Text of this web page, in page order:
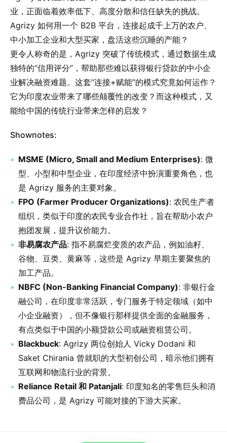
业，正面临着效率低下、高度分散和信任缺失的挑战。
Agrizy 如何用一个 B2B 平台，连接起成千上万的农户、
中小加工企业和大型买家，盘活这些沉睡的产能？
更令人称奇的是，Agrizy 突破了传统模式，通过数据生成
独特的“信用评分”，帮助那些难以获得银行贷款的中小企
业解决融资难题。这套“连接+赋能”的模式究竟如何运作？
它为印度农业带来了哪些颠覆性的改变？而这种模式，又
能给中国的传统行业带来怎样的启发？
Shownotes:
MSME (Micro, Small and Medium Enterprises): 微
型、小型和中型企业，在印度经济中扮演重要角色，也
是 Agrizy 服务的主要对象。
FPO (Farmer Producer Organizations): 农民生产者
组织，类似于印度的农民专业合作社，旨在帮助小农户
抱团发展，提升议价能力。
非易腐农产品: 指不易腐烂变质的农产品，例如油籽、
谷物、豆类、黄麻等，这些是 Agrizy 早期主要聚焦的
加工产品。
NBFC (Non-Banking Financial Company): 非银行金
融公司，在印度非常活跃，专门服务于特定领域（如中
小企业融资），但不像银行那样提供全面的金融服务，
有点类似于中国的小额贷款公司或融资租赁公司。
Blackbuck: Agrizy 两位创始人 Vicky Dodani 和
Saket Chirania 曾就职的大型初创公司，暗示他们拥有
互联网和物流行业的背景。
Reliance Retail 和 Patanjali: 印度知名的零售巨头和消
费品公司，是 Agrizy 可能对接的下游大买家。